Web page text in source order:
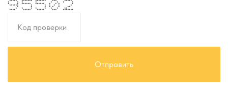
***** ******* ******* *** *****
* * * * * * * *
* * ****** ****** * * * *
****** * * * * * *
* * * * * * **
* * * * * * * **
**** ***** ***** *** *******